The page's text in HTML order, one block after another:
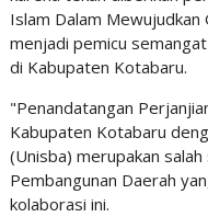
Islam Dalam Mewujudkan
menjadi pemicu
di Kabupaten Kotabaru.
"Penandatangan
Kabupaten Kotabaru
(Unisba) merupakan
Pembangunan Daerah
kolaborasi ini.